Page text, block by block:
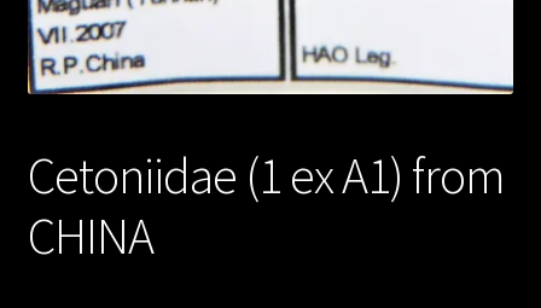
Cetoniidae (1 ex A1) from
CHINA